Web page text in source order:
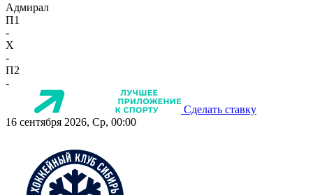
Адмирал
П1
-
X
-
П2
-
Сделать ставку
16 сентября 2026, Ср, 00:00